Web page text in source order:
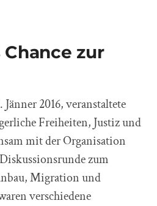
zur
2016, veranstaltete
Freiheiten, Justiz und
mit der Organisation
zum
Migration und
verschiedene